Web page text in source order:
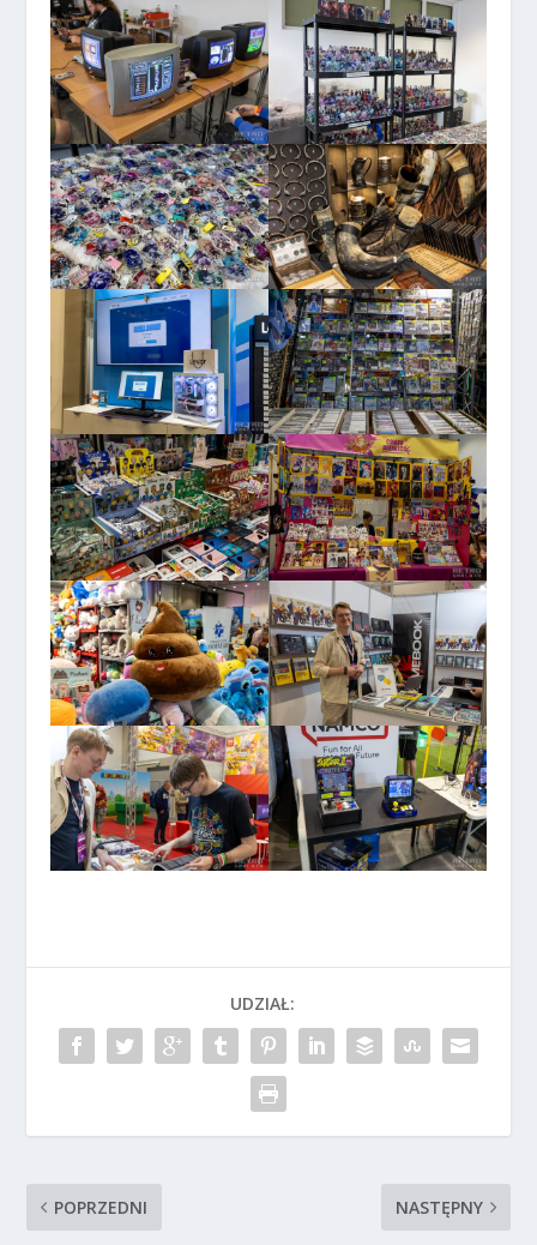
UDZIAŁ:
POPRZEDNI NASTĘPNY